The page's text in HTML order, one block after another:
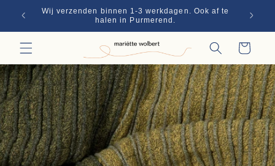
Skip to
content
Wij verzenden binnen 1-3 werkdagen. Ook af te
halen in Purmerend.
Winkelwagen